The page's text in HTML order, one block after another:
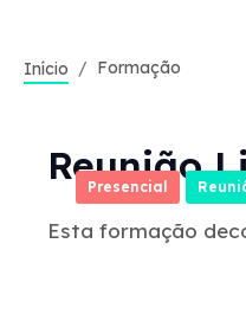
Início Formação
Presencial
Reunião
Esta formação